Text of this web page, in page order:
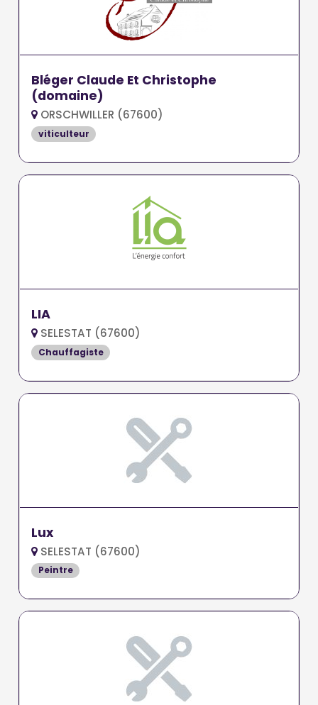
Bléger Claude Et Christophe
(domaine)
ORSCHWILLER (67600)
viticulteur
LIA
SELESTAT (67600)
Chauffagiste
Lux
SELESTAT (67600)
Peintre